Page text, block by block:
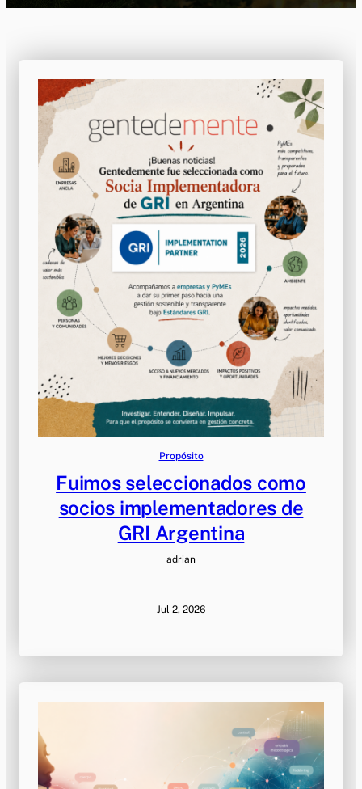
Propósito
Fuimos seleccionados como
socios implementadores de
GRI Argentina
adrian
·
Jul 2, 2026